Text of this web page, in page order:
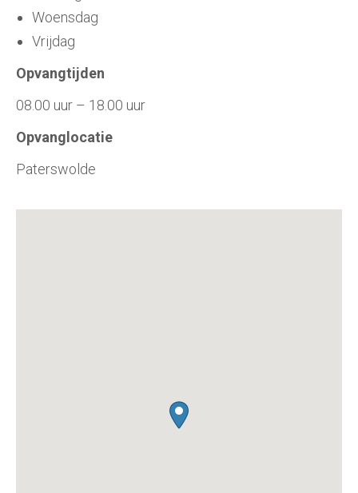
Woensdag
Vrijdag
Opvangtijden
08.00 uur – 18.00 uur
Opvanglocatie
Paterswolde